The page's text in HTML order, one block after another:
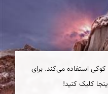
استفاده می‌کند. برای
کلیک کنید!